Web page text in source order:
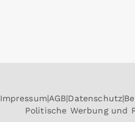
Impressum AGB Datenschutz
Politische Werbung und